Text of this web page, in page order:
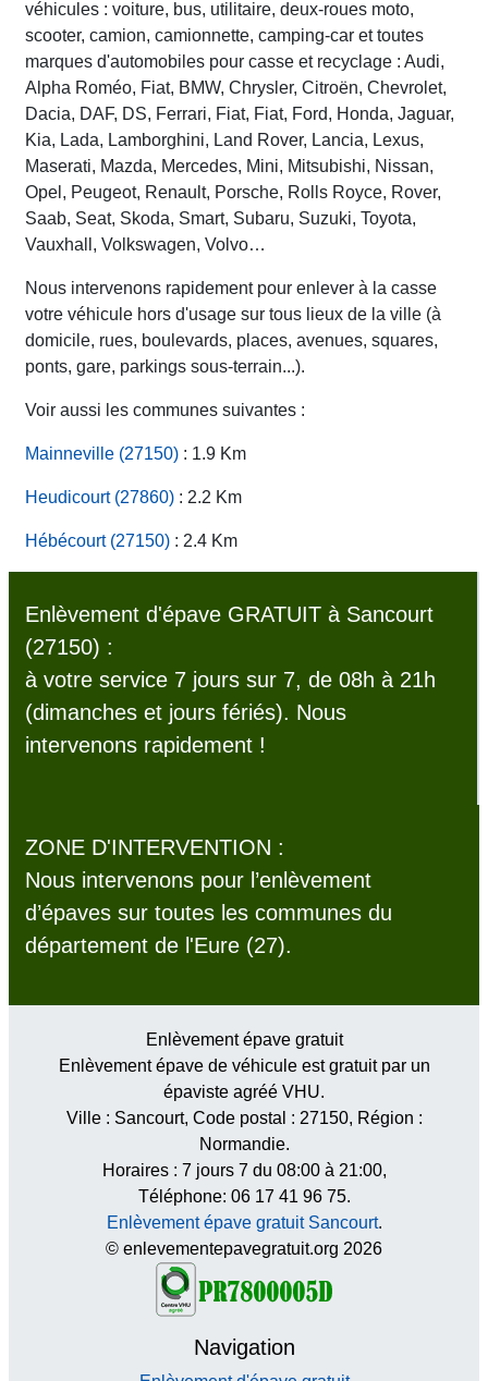
véhicules : voiture, bus, utilitaire, deux-roues moto,
scooter, camion, camionnette, camping-car et toutes
marques d'automobiles pour casse et recyclage : Audi,
Alpha Roméo, Fiat, BMW, Chrysler, Citroën, Chevrolet,
Dacia, DAF, DS, Ferrari, Fiat, Fiat, Ford, Honda, Jaguar,
Kia, Lada, Lamborghini, Land Rover, Lancia, Lexus,
Maserati, Mazda, Mercedes, Mini, Mitsubishi, Nissan,
Opel, Peugeot, Renault, Porsche, Rolls Royce, Rover,
Saab, Seat, Skoda, Smart, Subaru, Suzuki, Toyota,
Vauxhall, Volkswagen, Volvo…
Nous intervenons rapidement pour enlever à la casse
votre véhicule hors d'usage sur tous lieux de la ville (à
domicile, rues, boulevards, places, avenues, squares,
ponts, gare, parkings sous-terrain...).
Voir aussi les communes suivantes :
Mainneville (27150) : 1.9 Km
Heudicourt (27860) : 2.2 Km
Hébécourt (27150) : 2.4 Km
Enlèvement d'épave GRATUIT à Sancourt
(27150) :
à votre service 7 jours sur 7, de 08h à 21h
(dimanches et jours fériés). Nous
intervenons rapidement !
ZONE D'INTERVENTION :
Nous intervenons pour l’enlèvement
d’épaves sur toutes les communes du
département de l'Eure (27).
Enlèvement épave gratuit
Enlèvement épave de véhicule est gratuit par un
épaviste agréé VHU.
Ville : Sancourt, Code postal : 27150, Région :
Normandie.
Horaires : 7 jours 7 du 08:00 à 21:00,
Téléphone: 06 17 41 96 75.
Enlèvement épave gratuit Sancourt.
© enlevementepavegratuit.org 2026
Navigation